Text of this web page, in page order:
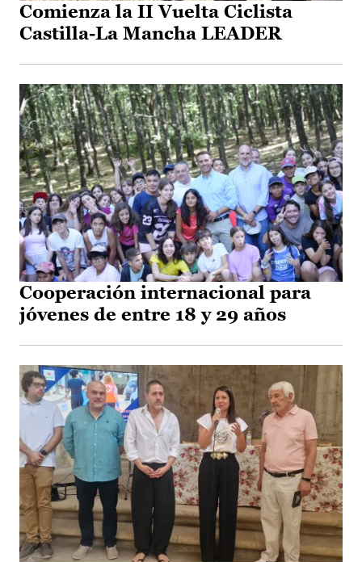
Comienza la II Vuelta Ciclista
Castilla-La Mancha LEADER
Cooperación internacional para
jóvenes de entre 18 y 29 años